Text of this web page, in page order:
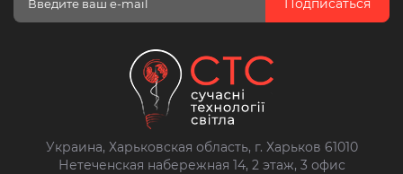
Украина, Харьковская область, г. Харьков 61010
Нетеченская набережная 14, 2 этаж, 3 офис